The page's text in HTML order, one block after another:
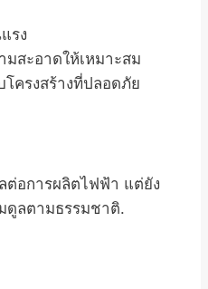
รง
มสะอาดให้เหมาะสม
ครงสร้างที่ปลอดภัย
ต่อการผลิตไฟฟ้า แต่ยัง
ดูลตามธรรมชาติ.